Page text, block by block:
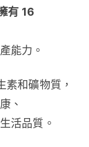
有 16
能力。
素和礦物質，
、
活品質。